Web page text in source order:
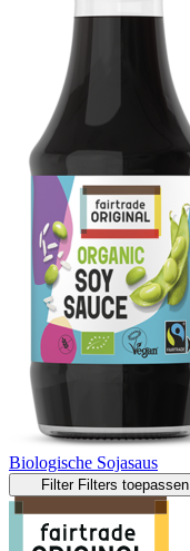
Biologische Sojasaus
Filter Filters toepassen